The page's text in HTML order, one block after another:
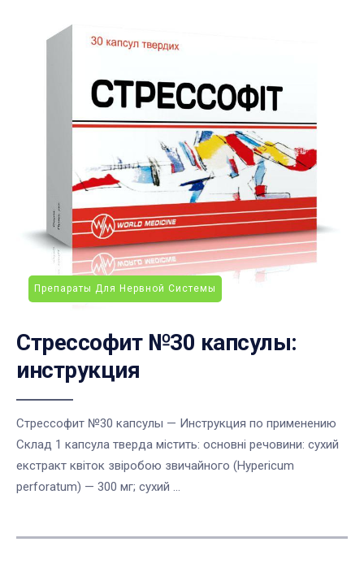
Препараты Для Нервной Системы
Стрессофит №30 капсулы:
инструкция
Стрессофит №30 капсулы — Инструкция по применению
Склад 1 капсула тверда містить: основні речовини: сухий
екстракт квіток звіробою звичайного (Hypericum
perforatum) — 300 мг; сухий ...